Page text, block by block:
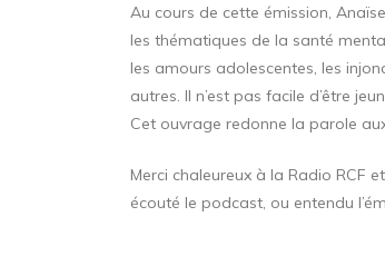
Au cours de cette émission,
les thématiques de la santé
les amours adolescentes, les
autres. Il n’est pas facile d’être
Cet ouvrage redonne la parole
Merci chaleureux à la Radio RCF
écouté le podcast, ou entendu